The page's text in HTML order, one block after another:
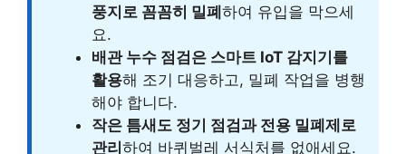
풍지로 꼼꼼히 밀폐 하여 유입을 막으세
요.
배관 누수 점검은 스마트 IoT 감지기를
활용해 조기 대응하고, 밀폐 작업을 병행
해야 합니다.
작은 틈새도 정기 점검과 전용 밀폐제로
관리 하여 바퀴벌레 서식처를 없애세요.